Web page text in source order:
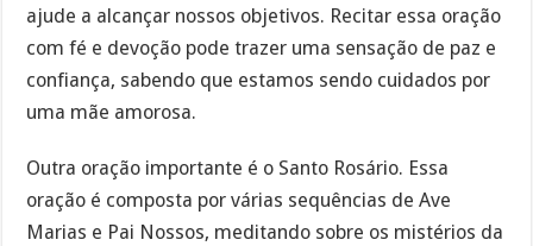
ajude a alcançar nossos objetivos. Recitar essa oração
com fé e devoção pode trazer uma sensação de paz e
confiança, sabendo que estamos sendo cuidados por
uma mãe amorosa.
Outra oração importante é o Santo Rosário. Essa
oração é composta por várias sequências de Ave
Marias e Pai Nossos, meditando sobre os mistérios da